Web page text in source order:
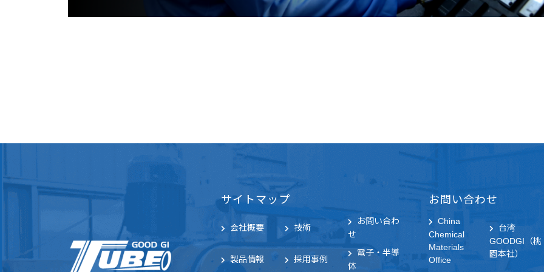
サイトマップ
会社概要 技術
お問い合わ
せ
製品情報 採用事例
電子・半導
体
お問い合わせ
China
Chemical
Materials
Office
台湾
GOODGI（桃
園本社）